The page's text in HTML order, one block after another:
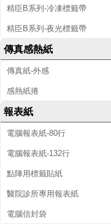
精臣B系列-冷凍標籤帶
精臣B系列-夜光標籤帶
傳真感熱紙
傳真紙-外感
感熱紙捲
報表紙
電腦報表紙-80行
電腦報表紙-132行
點陣用標籤貼紙
醫院診所專用報表紙
電腦信封袋